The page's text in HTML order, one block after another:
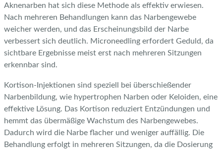
Aknenarben hat sich diese Methode als effektiv erwiesen.
Nach mehreren Behandlungen kann das Narbengewebe
weicher werden, und das Erscheinungsbild der Narbe
verbessert sich deutlich. Microneedling erfordert Geduld, da
sichtbare Ergebnisse meist erst nach mehreren Sitzungen
erkennbar sind.
Kortison-Injektionen sind speziell bei überschießender
Narbenbildung, wie hypertrophen Narben oder Keloiden, eine
effektive Lösung. Das Kortison reduziert Entzündungen und
hemmt das übermäßige Wachstum des Narbengewebes.
Dadurch wird die Narbe flacher und weniger auffällig. Die
Behandlung erfolgt in mehreren Sitzungen, da die Dosierung